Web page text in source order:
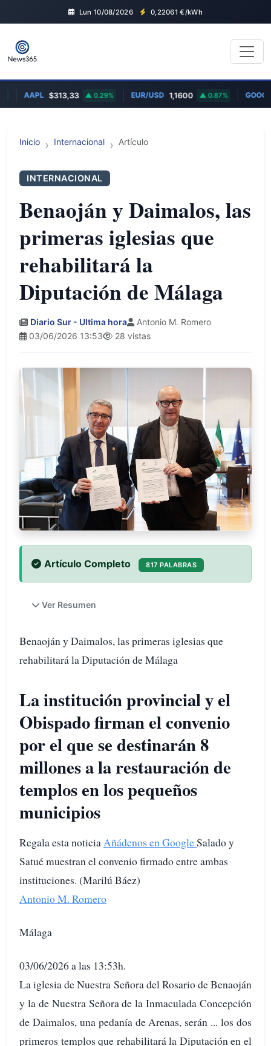
Lun 10/08/2026 0,22061 €/kWh
AAPL $313,33 0.29% EUR/USD 1,1600 0.87% GOOGL
Inicio Internacional Artículo
INTERNACIONAL
Benaoján y Daimalos, las
primeras iglesias que
rehabilitará la
Diputación de Málaga
Diario Sur - Ultima hora
Antonio M. Romero
03/06/2026 13:53
28 vistas
Artículo Completo 817 PALABRAS
Ver Resumen
Benaoján y Daimalos, las primeras iglesias que
rehabilitará la Diputación de Málaga
La institución provincial y el
Obispado firman el convenio
por el que se destinarán 8
millones a la restauración de
templos en los pequeños
municipios
Regala esta noticia Añádenos en GoogleSalado y
Satué muestran el convenio firmado entre ambas
instituciones. (Marilú Báez)
Antonio M. Romero
Málaga
03/06/2026 a las 13:53h.
La iglesia de Nuestra Señora del Rosario de Benaoján
y la de Nuestra Señora de la Inmaculada Concepción
de Daimalos, una pedanía de Arenas, serán ... los dos
primeros templos que rehabilitará la Diputación en el